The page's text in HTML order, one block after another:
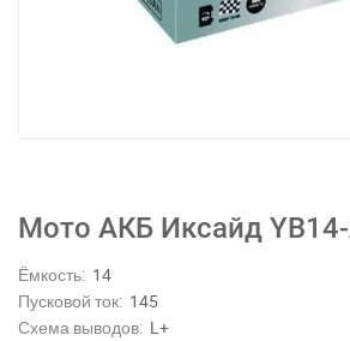
Мото АКБ Иксайд
Ёмкость: 14
Пусковой ток: 145
Схема выводов: L+